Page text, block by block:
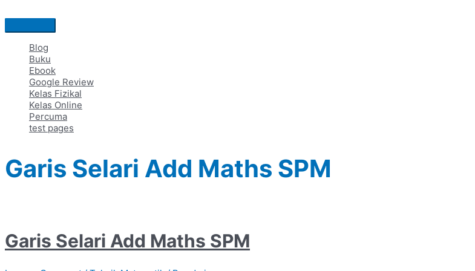
to
contentMain
Menu
Blog
Buku
Ebook
Google Review
Kelas Fizikal
Kelas Online
Percuma
test pages
Garis Selari Add Maths SPM
Garis Selari Add Maths SPM